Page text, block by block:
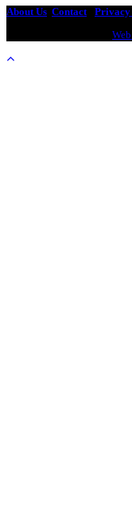
About Us Contact-